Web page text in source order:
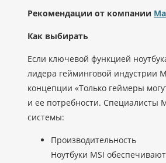
Рекомендации от компании
Как выбирать
Если ключевой функцией
лидера гейминговой индустрии
концепции «Только геймеры
и ее потребности. Специалисты
системы:
Производительность
Ноутбуки MSI